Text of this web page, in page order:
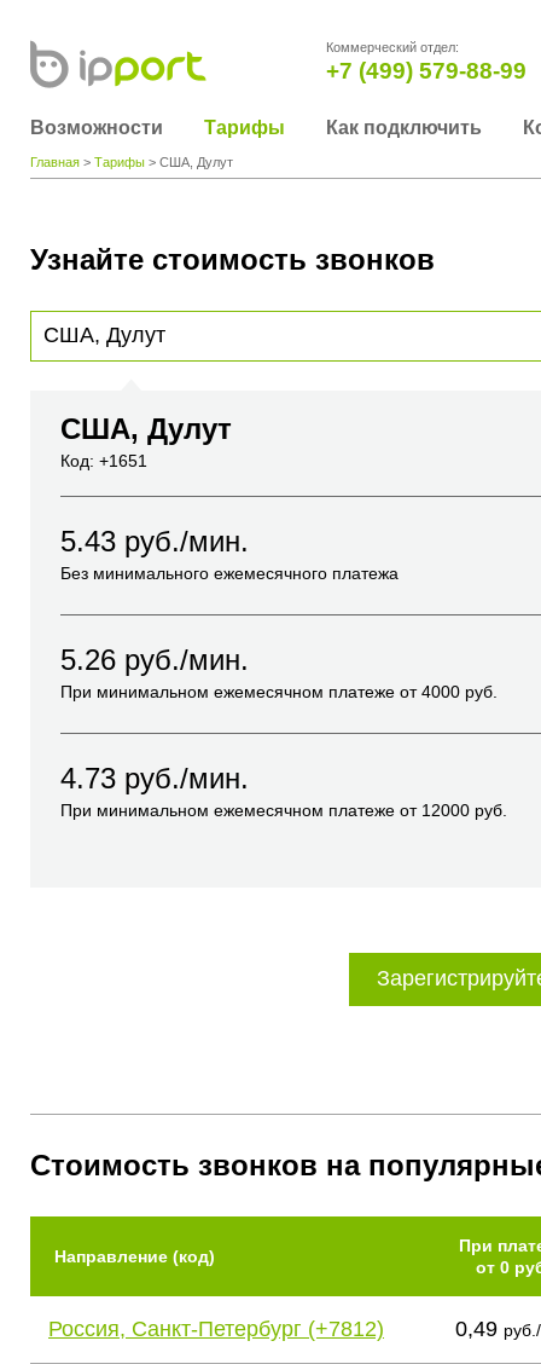
Коммерческий отдел:
+7 (499) 579-88-99
Возможности Тарифы Как подключить
Главная > Тарифы > США, Дулут
Узнайте стоимость звонков
США, Дулут
Код: +1651
5.43 руб./мин.
Без минимального ежемесячного платежа
5.26 руб./мин.
При минимальном ежемесячном платеже от4000 руб.
4.73 руб./мин.
При минимальном ежемесячном платеже от 12000 руб.
Стоимость звонков на
Направление (код)
При
от 0
Россия, Санкт-Петербург (+7812) 0,49